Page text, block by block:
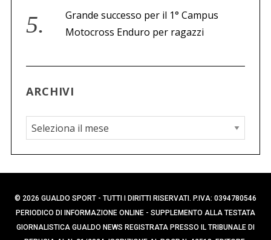
Grande successo per il 1° Campus
Motocross Enduro per ragazzi
ARCHIVI
A
r
c
h
i
v
i
© 2026 GUALDO SPORT - TUTTI I DIRITTI RISERVATI. P.IVA: 0394780546
PERIODICO DI INFORMAZIONE ONLINE - SUPPLEMENTO ALLA TESTATA
GIORNALISTICA GUALDO NEWS REGISTRATA PRESSO IL TRIBUNALE DI